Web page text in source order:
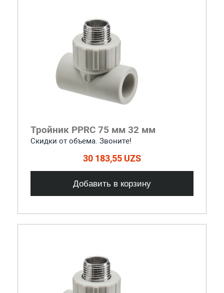
Тройник PPRC 75 мм 32 мм
Скидки от объема. Звоните!
30 183,55 UZS
Добавить в корзину